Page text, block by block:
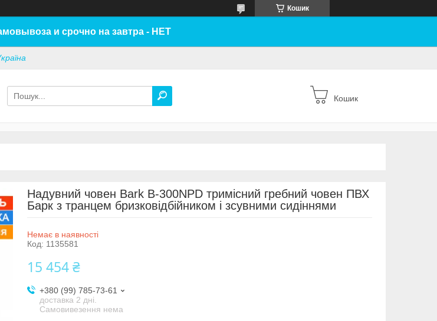
Кошик
и срочно на завтра - НЕТ
Кошик
Надувний човен Bark B-300NPD тримісний гребний човен ПВХ
Барк з транцем бризковідбійником і зсувними сидіннями
Немає в наявності
Код: 1135581
15 454 ₴
+380 (99) 785-73-61
доставка 2 дні.
Самовивезення нема